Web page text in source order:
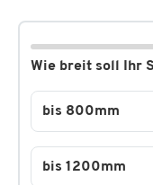
Wie breit soll Ihr
bis 800mm
bis 1200mm